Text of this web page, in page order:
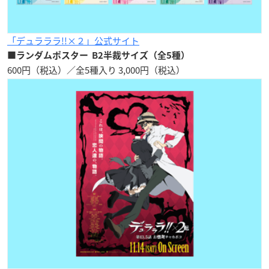
「デュラララ!!×２」公式サイト
■ランダムポスター B2半裁サイズ（全5種）
600円（税込）／全5種入り 3,000円（税込）